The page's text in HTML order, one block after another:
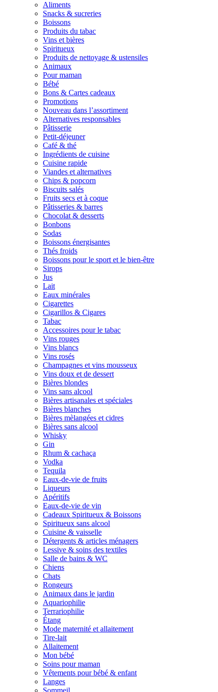
Aliments
Snacks & sucreries
Boissons
Produits du tabac
Vins et bières
Spiritueux
Produits de nettoyage & ustensiles
Animaux
Pour maman
Bébé
Bons & Cartes cadeaux
Promotions
Nouveau dans l’assortiment
Alternatives responsables
Pâtisserie
Petit-déjeuner
Café & thé
Ingrédients de cuisine
Cuisine rapide
Viandes et alternatives
Chips & popcorn
Biscuits salés
Fruits secs et à coque
Pâtisseries & barres
Chocolat & desserts
Bonbons
Sodas
Boissons énergisantes
Thés froids
Boissons pour le sport et le bien-être
Sirops
Jus
Lait
Eaux minérales
Cigarettes
Cigarillos & Cigares
Tabac
Accessoires pour le tabac
Vins rouges
Vins blancs
Vins rosés
Champagnes et vins mousseux
Vins doux et de dessert
Bières blondes
Vins sans alcool
Bières artisanales et spéciales
Bières blanches
Bières mèlangées et cidres
Bières sans alcool
Whisky
Gin
Rhum & cachaça
Vodka
Tequila
Eaux-de-vie de fruits
Liqueurs
Apéritifs
Eaux-de-vie de vin
Cadeaux Spiritueux & Boissons
Spiritueux sans alcool
Cuisine & vaisselle
Détergents & articles ménagers
Lessive & soins des textiles
Salle de bains & WC
Chiens
Chats
Rongeurs
Animaux dans le jardin
Aquariophilie
Terrariophilie
Étang
Mode maternité et allaitement
Tire-lait
Allaitement
Mon bébé
Soins pour maman
Vêtements pour bébé & enfant
Langes
Sommeil